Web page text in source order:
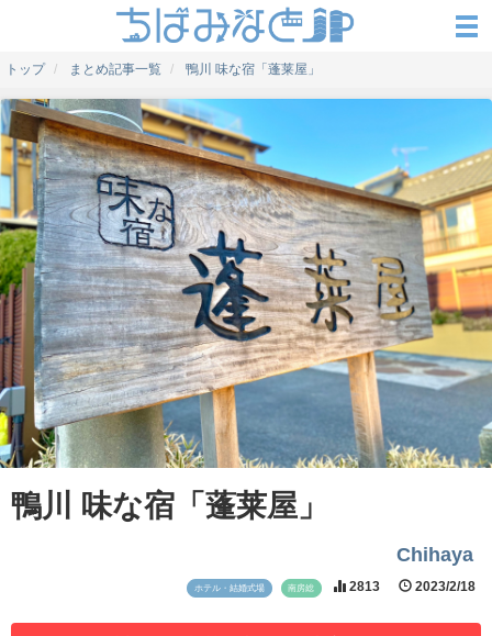
トップ まとめ記事一覧 鴨川 味な宿「蓬莱屋」
鴨川 味な宿「蓬莱屋」
Chihaya
ホテル・結婚式場 南房総 2813 2023/2/18